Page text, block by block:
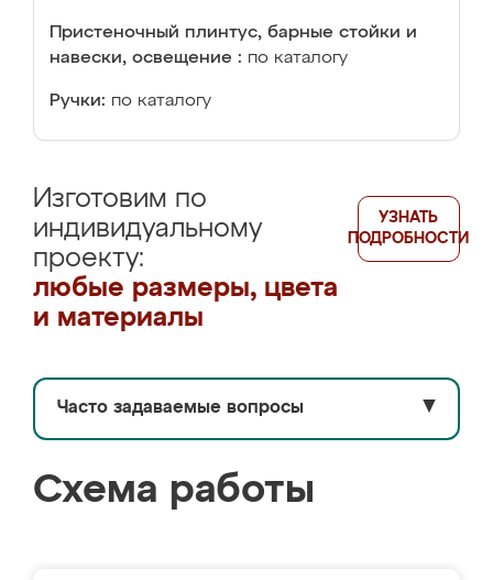
Пристеночный плинтус, барные стойки и
навески, освещение : по каталогу
Ручки: по каталогу
Изготовим по
индивидуальному
проекту:
любые размеры, цвета
и материалы
УЗНАТЬ
ПОДРОБНОСТИ
Часто задаваемые вопросы ▼
Схема работы